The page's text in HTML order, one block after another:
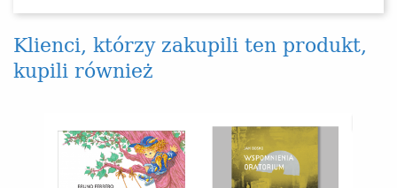
Klienci, którzy zakupili ten produkt,
kupili również